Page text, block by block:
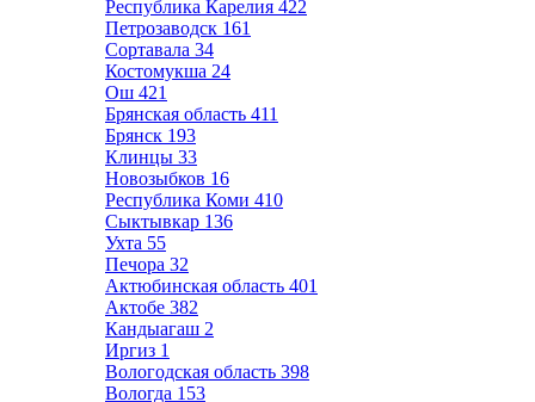
Республика Карелия 422
Петрозаводск 161
Сортавала 34
Костомукша 24
Ош 421
Брянская область 411
Брянск 193
Клинцы 33
Новозыбков 16
Республика Коми 410
Сыктывкар 136
Ухта 55
Печора 32
Актюбинская область 401
Актобе 382
Кандыагаш 2
Иргиз 1
Вологодская область 398
Вологда 153